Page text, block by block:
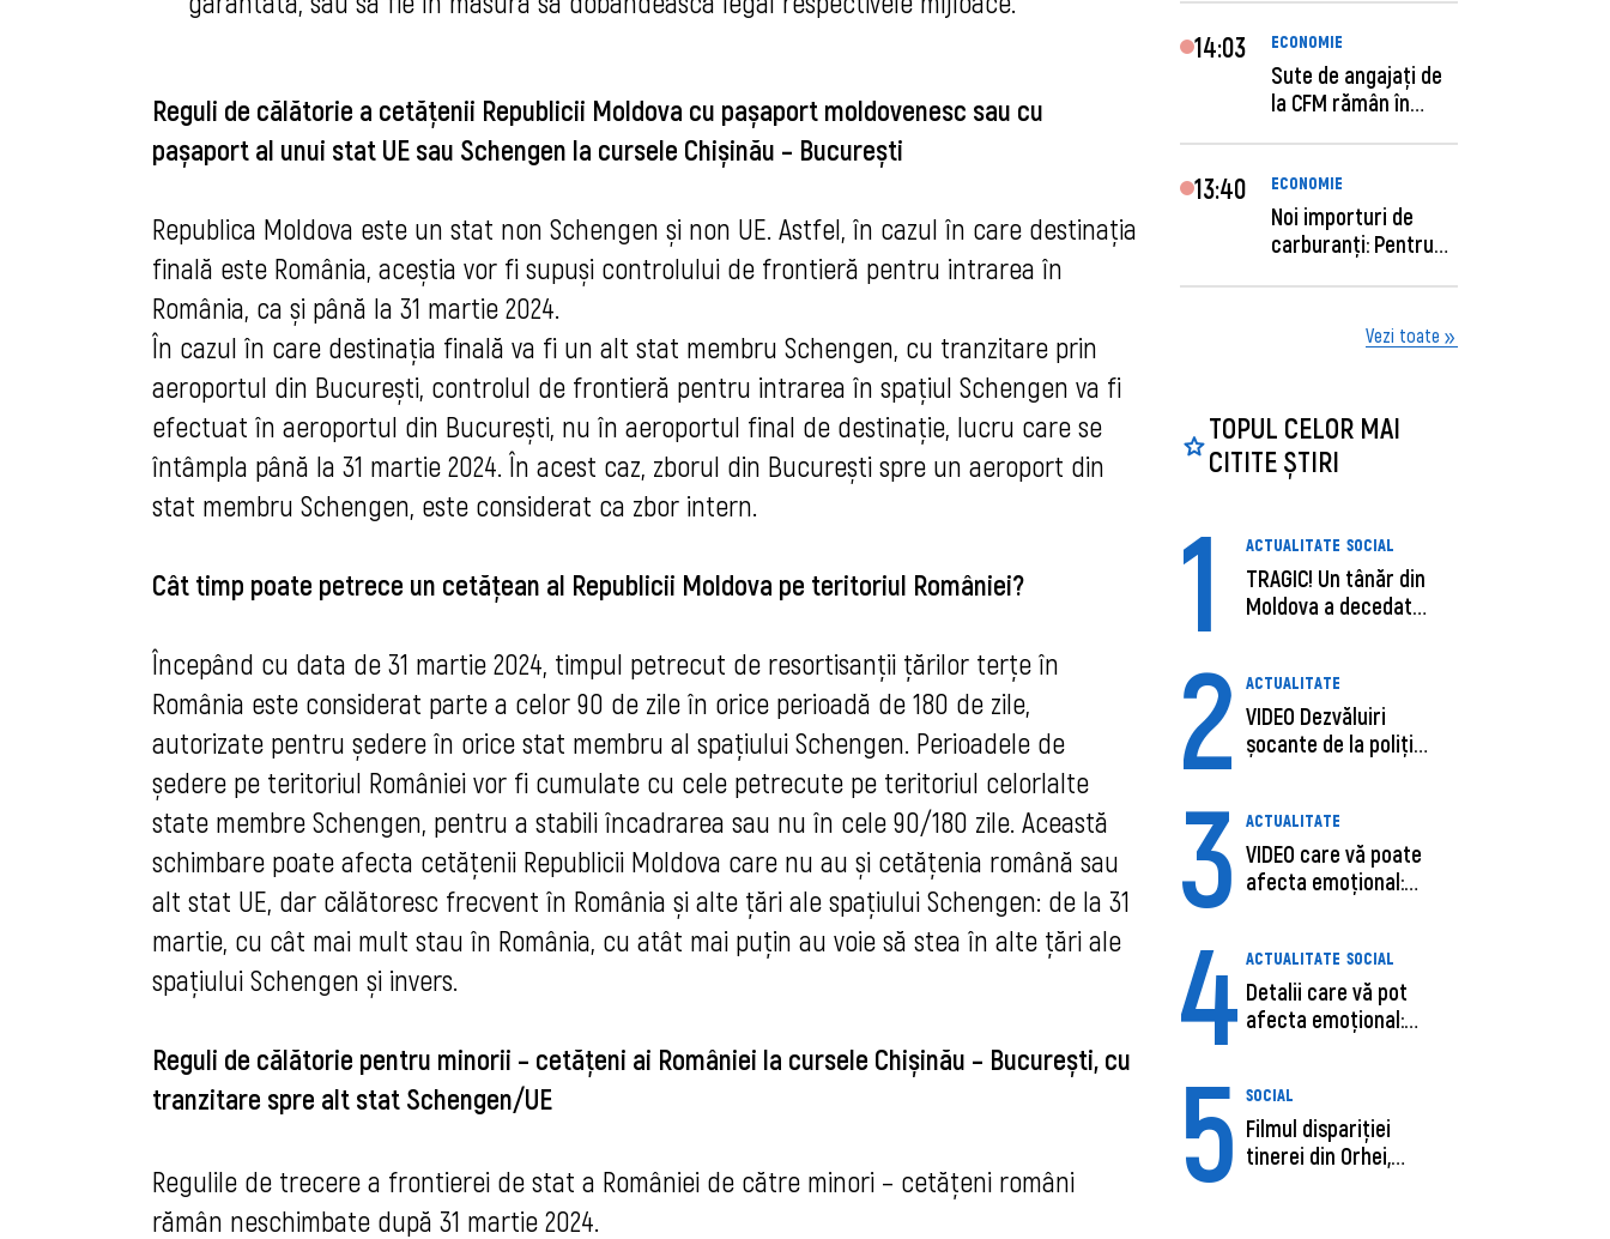
Reguli de călătorie a cetățenii Republicii Moldova cu pașaport moldovenesc sau cu
pașaport al unui stat UE sau Schengen la cursele Chișinău – București
Republica Moldova este un stat non Schengen și non UE. Astfel, în cazul în care destinația
finală este România, aceștia vor fi supuși controlului de frontieră pentru intrarea în
România, ca și până la 31 martie 2024.
În cazul în care destinația finală va fi un alt stat membru Schengen, cu tranzitare prin
aeroportul din București, controlul de frontieră pentru intrarea în spațiul Schengen va fi
efectuat în aeroportul din București, nu în aeroportul final de destinație, lucru care se
întâmpla până la 31 martie 2024. În acest caz, zborul din București spre un aeroport din
stat membru Schengen, este considerat ca zbor intern.
Cât timp poate petrece un cetățean al Republicii Moldova pe teritoriul României?
Începând cu data de 31 martie 2024, timpul petrecut de resortisanții țărilor terțe în
România este considerat parte a celor 90 de zile în orice perioadă de 180 de zile,
autorizate pentru ședere în orice stat membru al spațiului Schengen. Perioadele de
ședere pe teritoriul României vor fi cumulate cu cele petrecute pe teritoriul celorlalte
state membre Schengen, pentru a stabili încadrarea sau nu în cele 90/180 zile. Această
schimbare poate afecta cetățenii Republicii Moldova care nu au și cetățenia română sau
alt stat UE, dar călătoresc frecvent în România și alte țări ale spațiului Schengen: de la 31
martie, cu cât mai mult stau în România, cu atât mai puțin au voie să stea în alte țări ale
spațiului Schengen și invers.
Reguli de călătorie pentru minorii – cetățeni ai României la cursele Chișinău – București, cu
tranzitare spre alt stat Schengen/UE
Regulile de trecere a frontierei de stat a României de către minori – cetățeni români
rămân neschimbate după 31 martie 2024.
14:03 ECONOMIE
Sute de angajaţi de
la CFM rămân în
13:40 ECONOMIE
Noi importuri de
carburanți: Pentru
Vezi toate
TOPUL CELOR MAI
CITITE ȘTIRI
1 ACTUALITATE SOCIAL
TRAGIC! Un tânăr din
Moldova a decedat
2 ACTUALITATE
VIDEO Dezvăluiri
șocante de la poliție,
3 ACTUALITATE
VIDEO care vă poate
afecta emoțional:
4 ACTUALITATE SOCIAL
Detalii care vă pot
afecta emoțional:
5 SOCIAL
Filmul dispariției
tinerei din Orhei,